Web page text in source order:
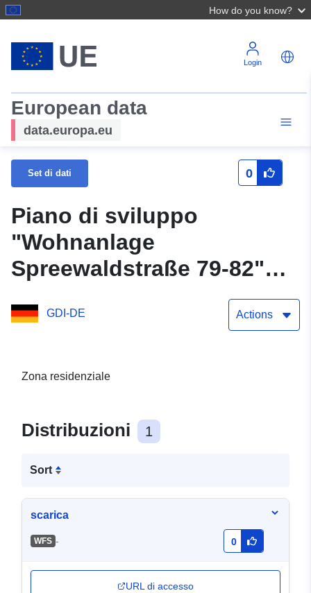
How do you know?
Login
European data
data.europa.eu
Set di dati 0
Piano di sviluppo
"Wohnanlage
Spreewaldstraße 79-82"
GDI-DE Actions
Zona residenziale
Distribuzioni 1
Sort
scarica
WFS - 0
URL di accesso